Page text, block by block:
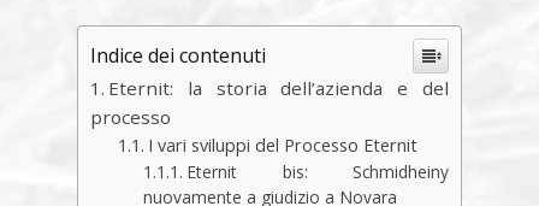
Indice dei contenuti
Eternit: la storia dell’azienda e del
processo
I vari sviluppi del Processo Eternit
Eternit bis: Schmidheiny
nuovamente a giudizio a Novara